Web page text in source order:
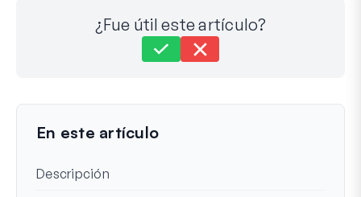
¿Fue útil este artículo?
Última actualización el 24 de abr de 2023
En este artículo
Descripción